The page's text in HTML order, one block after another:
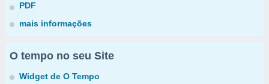
PDF
mais informações
O tempo no seu Site
Widget de O Tempo